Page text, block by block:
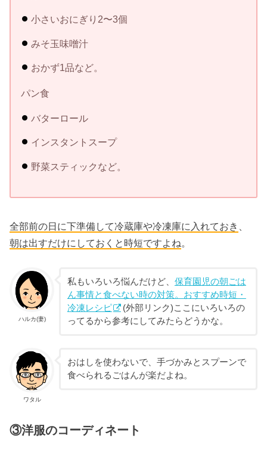
小さいおにぎり2〜3個
みそ玉味噌汁
おかず1品など。
パン食
バターロール
インスタントスープ
野菜スティックなど。
全部前の日に下準備して冷蔵庫や冷凍庫に入れておき
朝は出すだけにしておくと時短ですよね。
ハルカ(妻)
私もいろいろ悩んだけど、 保育園児の朝ごは
ん事情と食べない時の対策。おすすめ時短・
冷凍レシピ
(外部リンク)ここにいろいろの
ってるから参考にしてみたらどうかな。
ワタル
おはしを使わないで、手づかみとスプーンで
食べられるごはんが楽だよね。
③洋服のコーディネート